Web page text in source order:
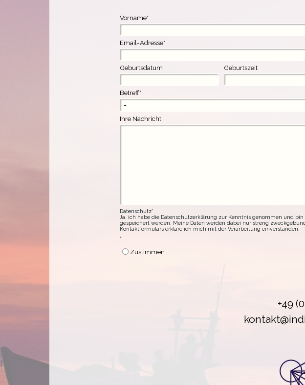
Vorname*
Email-Adresse*
Geburtsdatum Geburtszeit
Betreff*
Ihre Nachricht
Datenschutz*
Ja, ich habe die Datenschutzerklärung zur Kenntnis genommen und
gespeichert werden. Meine Daten werden dabei nur streng
Kontaktformulars erkläre ich mich mit der Verarbeitung einverstanden.
*
Zustimmen
+49